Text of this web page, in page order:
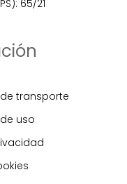
65/21
transporte
uso